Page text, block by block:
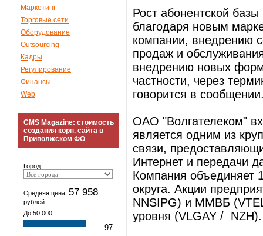
Маркетинг
Торговые сети
Оборудование
Outsourcing
Кадры
Регулирование
Финансы
Web
CMS Magazine: стоимость
создания корп. сайта в
Приволжском ФО
Город:
Средняя цена: 57 958
рублей
До 50 000
97
Рост абонентской
благодаря новым
компании, внедрению
продаж и
внедрению новых форм
частности, через
говорится в
ОАО "Волгателеком"
является одним из
связи,
Интернет и передачи
Компания объединяет
округа. Акции
NNSIPG) и ММВБ
уровня (VLGAY /